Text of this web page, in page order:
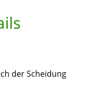
der Scheidung